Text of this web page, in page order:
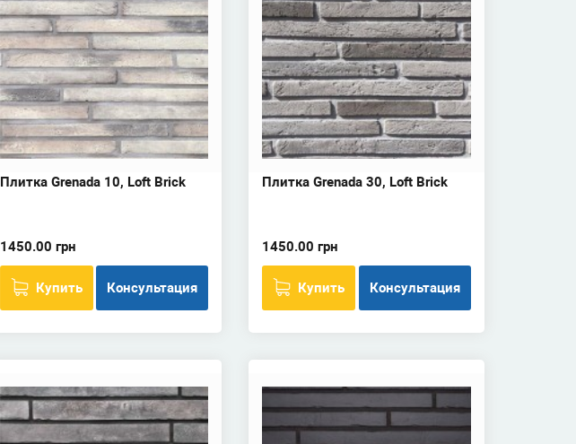
Плитка Grenada 10, Loft Brick
1450.00 грн
Купить Консультация
Плитка Grenada 30, Loft Brick
1450.00 грн
Купить Консультация